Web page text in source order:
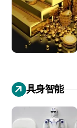
具身智能